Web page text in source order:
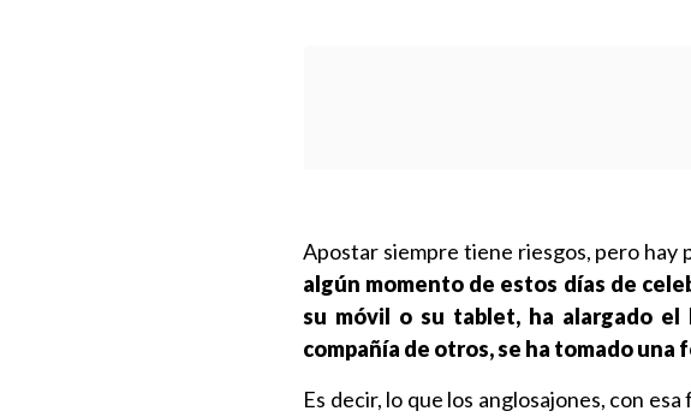
Apostar siempre tiene riesgos, pero hay
algún momento de estos días de
su móvil o su tablet, ha alargado el
compañía de otros, se ha tomado una
Es decir, lo que los anglosajones, con